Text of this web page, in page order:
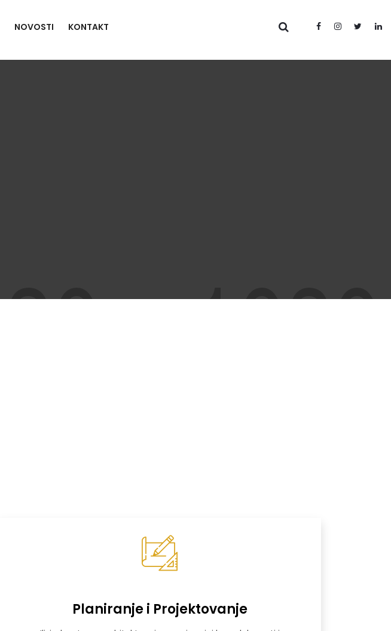
NOVOSTI KONTAKT
Planiranje i Projektovanje